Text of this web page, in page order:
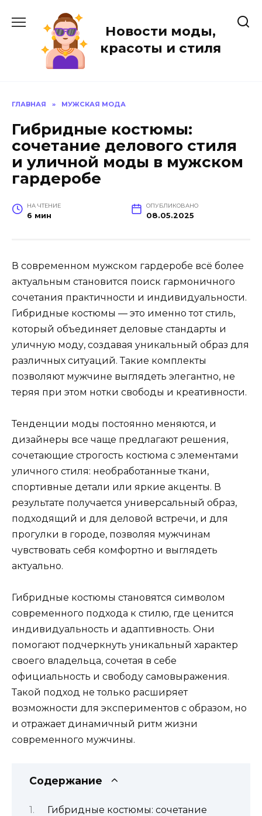
содержанию
Новости моды,
красоты и стиля
ГЛАВНАЯ » МУЖСКАЯ МОДА
Гибридные костюмы:
сочетание делового стиля
и уличной моды в мужском
гардеробе
НА ЧТЕНИЕ
6 мин
ОПУБЛИКОВАНО
08.05.2025
В современном мужском гардеробе всё более
актуальным становится поиск гармоничного
сочетания практичности и индивидуальности.
Гибридные костюмы — это именно тот стиль,
который объединяет деловые стандарты и
уличную моду, создавая уникальный образ для
различных ситуаций. Такие комплекты
позволяют мужчине выглядеть элегантно, не
теряя при этом нотки свободы и креативности.
Тенденции моды постоянно меняются, и
дизайнеры все чаще предлагают решения,
сочетающие строгость костюма с элементами
уличного стиля: необработанные ткани,
спортивные детали или яркие акценты. В
результате получается универсальный образ,
подходящий и для деловой встречи, и для
прогулки в городе, позволяя мужчинам
чувствовать себя комфортно и выглядеть
актуально.
Гибридные костюмы становятся символом
современного подхода к стилю, где ценится
индивидуальность и адаптивность. Они
помогают подчеркнуть уникальный характер
своего владельца, сочетая в себе
официальность и свободу самовыражения.
Такой подход не только расширяет
возможности для экспериментов с образом, но
и отражает динамичный ритм жизни
современного мужчины.
Содержание
Гибридные костюмы: сочетание